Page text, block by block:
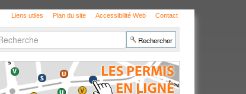
Liens utiles Plan du site Accessibilité Web Contact
par